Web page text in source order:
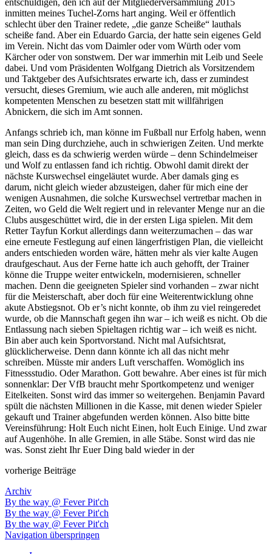
inmitten meines Tuchel-Zorns hart anging. Weil er öffentlich
schlecht über den Trainer redete, „die ganze Scheiße“ lauthals
scheiße fand. Aber ein Eduardo Garcia, der hatte sein eigenes Geld
im Verein. Nicht das vom Daimler oder vom Würth oder vom
Kärcher oder von sonstwem. Der war immerhin mit Leib und Seele
dabei. Und vom Präsidenten Wolfgang Dietrich als Vorsitzendem
und Taktgeber des Aufsichtsrates erwarte ich, dass er zumindest
versucht, dieses Gremium, wie auch alle anderen, mit möglichst
kompetenten Menschen zu besetzen statt mit willfährigen
Abnickern, die sich im Amt sonnen.
Anfangs schrieb ich, man könne im Fußball nur Erfolg haben, wenn
man sein Ding durchziehe, auch in schwierigen Zeiten. Und merkte
gleich, dass es da schwierig werden würde – denn Schindelmeiser
und Wolf zu entlassen fand ich richtig. Obwohl damit direkt der
nächste Kurswechsel eingeläutet wurde. Aber damals ging es
darum, nicht gleich wieder abzusteigen, daher für mich eine der
wenigen Ausnahmen, die solche Kurswechsel vertretbar machen in
Zeiten, wo Geld die Welt regiert und in relevanter Menge nur an die
Clubs ausgeschüttet wird, die in der ersten Liga spielen. Mit dem
Retter Tayfun Korkut allerdings dann weiterzumachen – das war
eine erneute Festlegung auf einen längerfristigen Plan, die vielleicht
anders entschieden worden wäre, hätten mehr als vier kalte Augen
draufgeschaut. Aus der Ferne hatte ich auch gehofft, der Trainer
könne die Truppe weiter entwickeln, modernisieren, schneller
machen. Denn die geeigneten Spieler sind vorhanden – zwar nicht
für die Meisterschaft, aber doch für eine Weiterentwicklung ohne
akute Abstiegsnot. Ob er’s nicht konnte, ob ihm zu viel reingeredet
wurde, ob die Mannschaft gegen ihn war – ich weiß es nicht. Ob die
Entlassung nach sieben Spieltagen richtig war – ich weiß es nicht.
Bin aber auch kein Sportvorstand. Nicht mal Aufsichtsrat,
glücklicherweise. Denn dann könnte ich all das nicht mehr
schreiben. Müsste mir anders Luft verschaffen. Womöglich ins
Fitnessstudio. Oder Marathon. Gott bewahre. Aber eines ist für mich
sonnenklar: Der VfB braucht mehr Sportkompetenz und weniger
Eitelkeiten. Sonst wird das immer so weitergehen. Benjamin Pavard
spült die nächsten Millionen in die Kasse, mit denen wieder Spieler
gekauft und Trainer abgefunden werden können. Also bitte bitte
Vereinsführung: Holt Euch nicht Einen, holt Euch Einige. Und zwar
auf Augenhöhe. In alle Gremien, in alle Stäbe. Sonst wird das nie
was. Sonst zieht Ihr Euer Ding bald wieder in der
vorherige Beiträge
Archiv
By the way @ Fever Pit'ch
By the way @ Fever Pit'ch
By the way @ Fever Pit'ch
Navigation überspringen